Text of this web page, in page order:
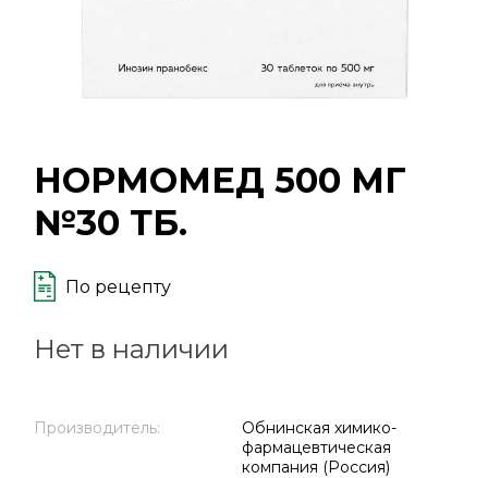
НОРМОМЕД 500 МГ
№30 ТБ.
По рецепту
Нет в наличии
Производитель:
Обнинская химико-
фармацевтическая
компания (Россия)